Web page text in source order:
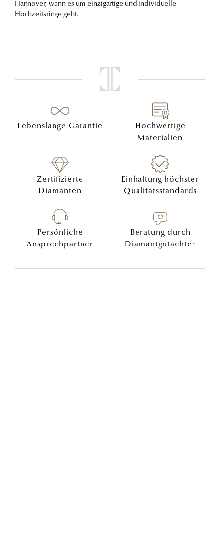
Hannover, wenn es um einzigartige und individuelle
Hochzeitsringe geht.
Lebenslange Garantie
Hochwertige
Materialien
Zertifizierte
Diamanten
Einhaltung höchster
Qualitätsstandards
Persönliche
Ansprechpartner
Beratung durch
Diamantgutachter